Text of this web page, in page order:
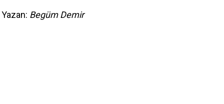
Yazan: Begüm Demir